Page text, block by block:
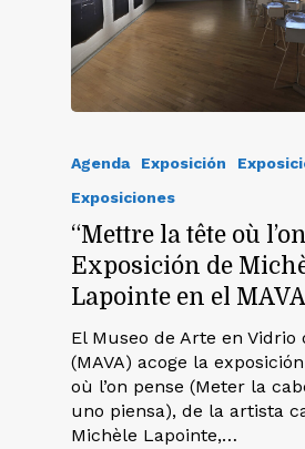
Agenda Exposición
Exposiciones
“Mettre la tête où
Exposición de
Lapointe en el
El Museo de Arte en Vidrio
(MAVA) acoge la
où l’on pense (Meter la
uno piensa), de la artista
Michèle Lapointe,…